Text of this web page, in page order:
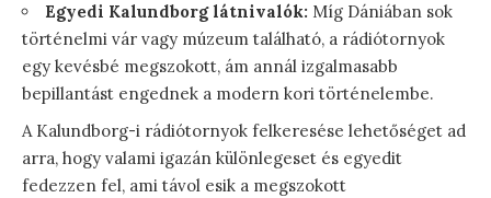
Egyedi Kalundborg látnivalók: Míg Dániában sok
történelmi vár vagy múzeum található, a rádiótornyok
egy kevésbé megszokott, ám annál izgalmasabb
bepillantást engednek a modern kori történelembe.
A Kalundborg-i rádiótornyok felkeresése lehetőséget ad
arra, hogy valami igazán különlegeset és egyedit
fedezzen fel, ami távol esik a megszokott